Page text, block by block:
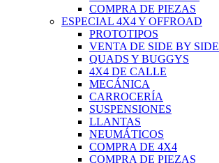
COMPRA DE PIEZAS
ESPECIAL 4X4 Y OFFROAD
PROTOTIPOS
VENTA DE SIDE BY SIDE
QUADS Y BUGGYS
4X4 DE CALLE
MECÁNICA
CARROCERÍA
SUSPENSIONES
LLANTAS
NEUMÁTICOS
COMPRA DE 4X4
COMPRA DE PIEZAS